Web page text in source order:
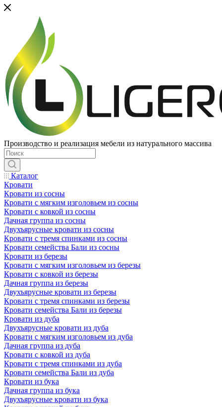
Производство и реализация мебели из натурального массива
Каталог
Кровати
Кровати из сосны
Кровати с мягким изголовьем из сосны
Кровати с ковкой из сосны
Дачная группа из сосны
Двухъярусные кровати из сосны
Кровати с тремя спинками из сосны
Кровати семейства Бали из сосны
Кровати из березы
Кровати с мягким изголовьем из березы
Кровати с ковкой из березы
Дачная группа из березы
Двухъярусные кровати из березы
Кровати с тремя спинками из березы
Кровати семейства Бали из березы
Кровати из дуба
Двухъярусные кровати из дуба
Кровати с мягким изголовьем из дуба
Дачная группа из дуба
Кровати с ковкой из дуба
Кровати с тремя спинками из дуба
Кровати семейства Бали из дуба
Кровати из бука
Дачная группа из бука
Двухъярусные кровати из бука